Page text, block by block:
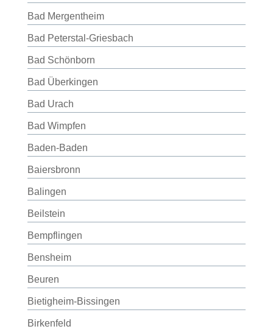
Bad Mergentheim
Bad Peterstal-Griesbach
Bad Schönborn
Bad Überkingen
Bad Urach
Bad Wimpfen
Baden-Baden
Baiersbronn
Balingen
Beilstein
Bempflingen
Bensheim
Beuren
Bietigheim-Bissingen
Birkenfeld